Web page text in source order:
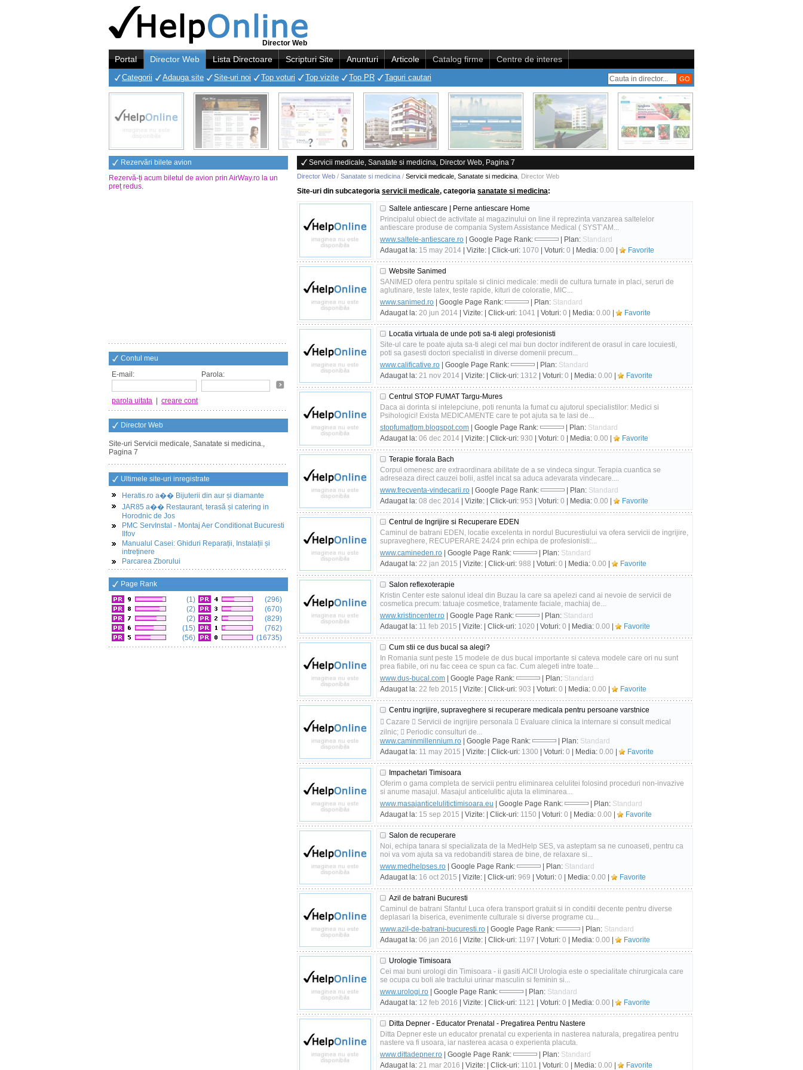
Director Web
Portal Director Web Lista Directoare Scripturi Site Anunturi Articole Catalog firme Centre de interes
Categorii Adauga site Site-uri noi Top voturi Top vizite Top PR Taguri cautari
Rezervări bilete avion
Rezervă-ți acum biletul de avion prin AirWay.ro la un
preț redus.
Contul meu
E-mail:
Parola:
parola uitata creare cont
Director Web
Site-uri Servicii medicale, Sanatate si medicina.,
Pagina 7
Ultimele site-uri inregistrate
Heratis.ro a�� Bijuterii din aur și diamante
JAR85 a�� Restaurant, terasă și catering in
Horodnic de Jos
PMC ServInstal - Montaj Aer Conditionat Bucuresti
Ilfov
Manualul Casei: Ghiduri Reparații, Instalații și
intreținere
Parcarea Zborului
Page Rank
(1)
(2)
(2)
(15)
(56)
(296)
(670)
(829)
(762)
(16735)
Servicii medicale, Sanatate si medicina, Director Web, Pagina 7
Director Web / Sanatate si medicina / Servicii medicale, Sanatate si medicina Director Web
Site-uri din subcategoria servicii medicale, categoria sanatate si medicina:
Saltele antiescare | Perne antiescare Home
Principalul obiect de activitate al magazinului on line il reprezinta vanzarea saltelelor
antiescare produse de compania System Assistance Medical ( SYST’AM...
www.saltele-antiescare.ro | Google Page Rank: | Plan: Standard
Adaugat la: 15 may 2014 | Vizite: | Click-uri: 1070 | Voturi: 0 | Media: 0.00 Favorite
Website Sanimed
SANIMED ofera pentru spitale si clinici medicale: medii de cultura turnate in placi, seruri de
aglutinare, teste latex, teste rapide, kituri de coloratie, MIC...
www.sanimed.ro | Google Page Rank: | Plan: Standard
Adaugat la: 20 jun 2014 | Vizite: | Click-uri: 1041 | Voturi: 0 | Media: 0.00 Favorite
Locatia virtuala de unde poti sa-ti alegi profesionisti
Site-ul care te poate ajuta sa-ti alegi cel mai bun doctor indiferent de orasul in care locuiesti,
poti sa gasesti doctori specialisti in diverse domenii precum...
www.calificative.ro | Google Page Rank: | Plan: Standard
Adaugat la: 21 nov 2014 | Vizite: | Click-uri: 1312 | Voturi: 0 | Media: 0.00 Favorite
Centrul STOP FUMAT Targu-Mures
Daca ai dorinta si intelepciune, poti renunta la fumat cu ajutorul specialistilor: Medici si
Psihologici! Exista MEDICAMENTE care te pot ajuta sa te lasi de...
stopfumattgm.blogspot.com | Google Page Rank: | Plan: Standard
Adaugat la: 06 dec 2014 | Vizite: | Click-uri: 930 | Voturi: 0 | Media: 0.00 Favorite
Terapie florala Bach
Corpul omenesc are extraordinara abilitate de a se vindeca singur. Terapia cuantica se
adreseaza direct cauzei bolii, astfel incat sa aduca adevarata vindecare....
www.frecventa-vindecarii.ro | Google Page Rank: | Plan: Standard
Adaugat la: 08 dec 2014 | Vizite: | Click-uri: 953 | Voturi: 0 | Media: 0.00 Favorite
Centrul de Ingrijire si Recuperare EDEN
Caminul de batrani EDEN, locatie excelenta in nordul Bucurestiului va ofera servicii de ingrijire,
supraveghere, RECUPERARE 24/24 prin echipa de profesionisti:...
www.camineden.ro | Google Page Rank: | Plan: Standard
Adaugat la: 22 jan 2015 | Vizite: | Click-uri: 988 | Voturi: 0 | Media: 0.00 Favorite
Salon reflexoterapie
Kristin Center este salonul ideal din Buzau la care sa apelezi cand ai nevoie de servicii de
cosmetica precum: tatuaje cosmetice, tratamente faciale, machiaj de...
www.kristincenter.ro | Google Page Rank: | Plan: Standard
Adaugat la: 11 feb 2015 | Vizite: | Click-uri: 1020 | Voturi: 0 | Media: 0.00 Favorite
Cum stii ce dus bucal sa alegi?
In Romania sunt peste 15 modele de dus bucal importante si cateva modele care ori nu sunt
prea fiabile, ori nu fac ceea ce spun ca fac. Cum alegeti intre toate...
www.dus-bucal.com | Google Page Rank: | Plan: Standard
Adaugat la: 22 feb 2015 | Vizite: | Click-uri: 903 | Voturi: 0 | Media: 0.00 Favorite
Centru ingrijire, supraveghere si recuperare medicala pentru persoane varstnice
 Cazare  Servicii de ingrijire personala  Evaluare clinica la internare si consult medical
zilnic;  Periodic consulturi de...
www.caminmillennium.ro | Google Page Rank: | Plan: Standard
Adaugat la: 11 may 2015 | Vizite: | Click-uri: 1300 | Voturi: 0 | Media: 0.00 Favorite
Impachetari Timisoara
Oferim o gama completa de servicii pentru eliminarea celulitei folosind proceduri non-invazive
si anume masajul. Masajul anticelulitic ajuta la eliminarea...
www.masajanticelulitictimisoara.eu | Google Page Rank: | Plan: Standard
Adaugat la: 15 sep 2015 | Vizite: | Click-uri: 1150 | Voturi: 0 | Media: 0.00 Favorite
Salon de recuperare
Noi, echipa tanara si specializata de la MedHelp SES, va asteptam sa ne cunoaseti, pentru ca
noi va vom ajuta sa va redobanditi starea de bine, de relaxare si...
www.medhelpses.ro | Google Page Rank: | Plan: Standard
Adaugat la: 16 oct 2015 | Vizite: | Click-uri: 969 | Voturi: 0 | Media: 0.00 Favorite
Azil de batrani Bucuresti
Caminul de batrani Sfantul Luca ofera transport gratuit si in conditii decente pentru diverse
deplasari la biserica, evenimente culturale si diverse programe cu...
www.azil-de-batrani-bucuresti.ro | Google Page Rank: | Plan: Standard
Adaugat la: 06 jan 2016 | Vizite: | Click-uri: 1197 | Voturi: 0 | Media: 0.00 Favorite
Urologie Timisoara
Cei mai buni urologi din Timisoara - ii gasiti AICI! Urologia este o specialitate chirurgicala care
se ocupa cu boli ale tractului urinar masculin si feminin si...
www.urologi.ro | Google Page Rank: | Plan: Standard
Adaugat la: 12 feb 2016 | Vizite: | Click-uri: 1121 | Voturi: 0 | Media: 0.00 Favorite
Ditta Depner - Educator Prenatal - Pregatirea Pentru Nastere
Ditta Depner este un educator prenatal cu experienta in nasterea naturala, pregatirea pentru
nastere va fi usoara, iar nasterea acasa o experienta placuta.
www.dittadepner.ro | Google Page Rank: | Plan: Standard
Adaugat la: 21 mar 2016 | Vizite: | Click-uri: 1101 | Voturi: 0 | Media: 0.00 Favorite